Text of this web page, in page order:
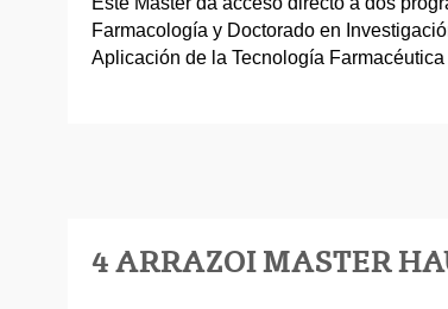
Farmacología y Doctorado en
Aplicación de la Tecnología
4 ARRAZOI MASTER